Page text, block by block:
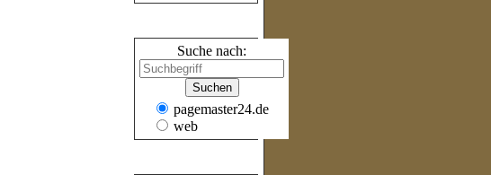
Suche nach:
pagemaster24.de
web